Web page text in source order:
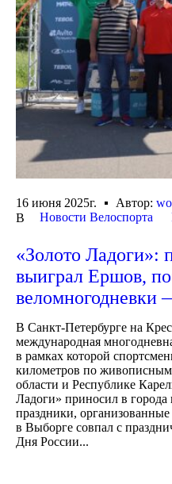
16 июня 2025г. Автор:
В
Новости Велоспорта
«Золото Ладоги»:
выиграл Ершов,
В Санкт-Петербурге на
международная
в рамках которой
километров по
области и Республике
Ладоги» приносил в
праздники,
в Выборге совпал с
Дня России...